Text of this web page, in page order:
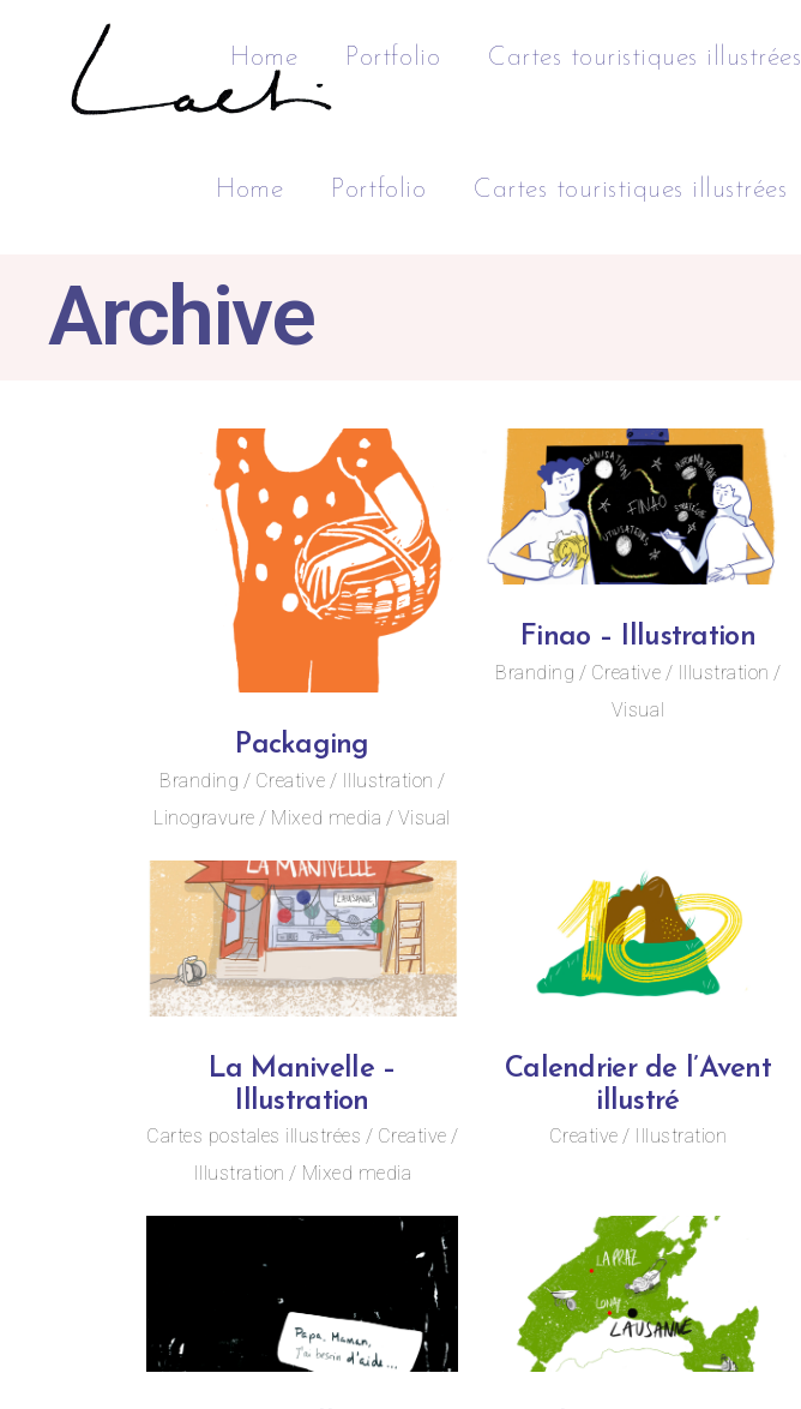
Home Portfolio Cartes touristiques illustrées
Home Portfolio Cartes touristiques illustrées
Archive
Packaging
Branding Creative
Illustration
Linogravure
Mixed media Visual
Finao – Illustration
Branding Creative
Illustration
Visual
La Manivelle –
Illustration
Cartes postales illustrées
Creative
Illustration
Mixed media
Calendrier de l’Avent
illustré
Creative Illustration